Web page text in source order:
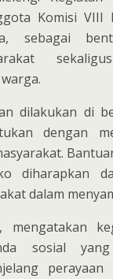
Komisi VIII
sebagai
dilakukan di
dengan
diharapkan
dalam
mengatakan
sosial